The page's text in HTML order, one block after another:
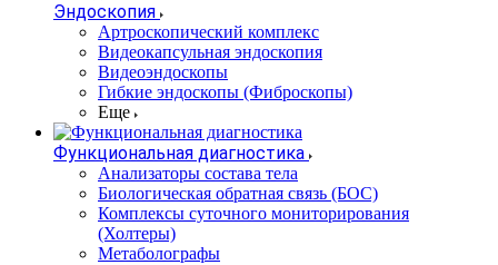
Эндоскопия
Артроскопический комплекс
Видеокапсульная эндоскопия
Видеоэндоскопы
Гибкие эндоскопы (Фиброcкопы)
Еще
Функциональная диагностика
Анализаторы состава тела
Биологическая обратная связь (БОС)
Комплексы суточного мониторирования
(Холтеры)
Метаболографы